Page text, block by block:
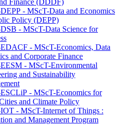
Finance (DDDF)
- MScT-Data and Economics
Policy (DEPP)
- MScT-Data Science for
- MScT-Economics, Data
and Corporate Finance
- MScT-Environmental
and Sustainability
- MScT-Economics for
and Climate Policy
- MScT-Internet of Things :
and Management Program